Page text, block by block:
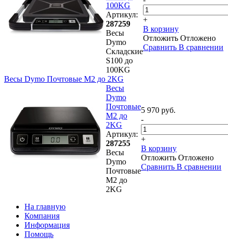
100KG
Артикул:
287259
Весы
Dymo
Складские
S100 до
100KG
+
В корзину
Отложить Отложено
Сравнить В сравнении
Весы Dymo Почтовые M2 до 2KG
Весы
Dymo
Почтовые
M2 до
2KG
Артикул:
287255
Весы
Dymo
Почтовые
M2 до
2KG
5 970 руб.
-
+
В корзину
Отложить Отложено
Сравнить В сравнении
На главную
Компания
Информация
Помощь